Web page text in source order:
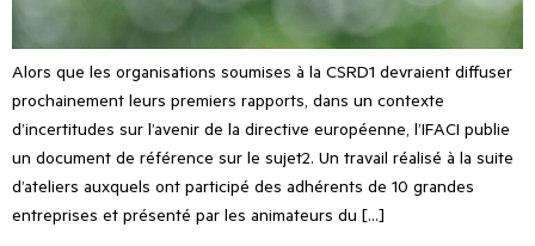
Alors que les organisations soumises à la CSRD1 devraient diffuser
prochainement leurs premiers rapports, dans un contexte
d’incertitudes sur l’avenir de la directive européenne, l’IFACI publie
un document de référence sur le sujet2. Un travail réalisé à la suite
d’ateliers auxquels ont participé des adhérents de 10 grandes
entreprises et présenté par les animateurs du […]